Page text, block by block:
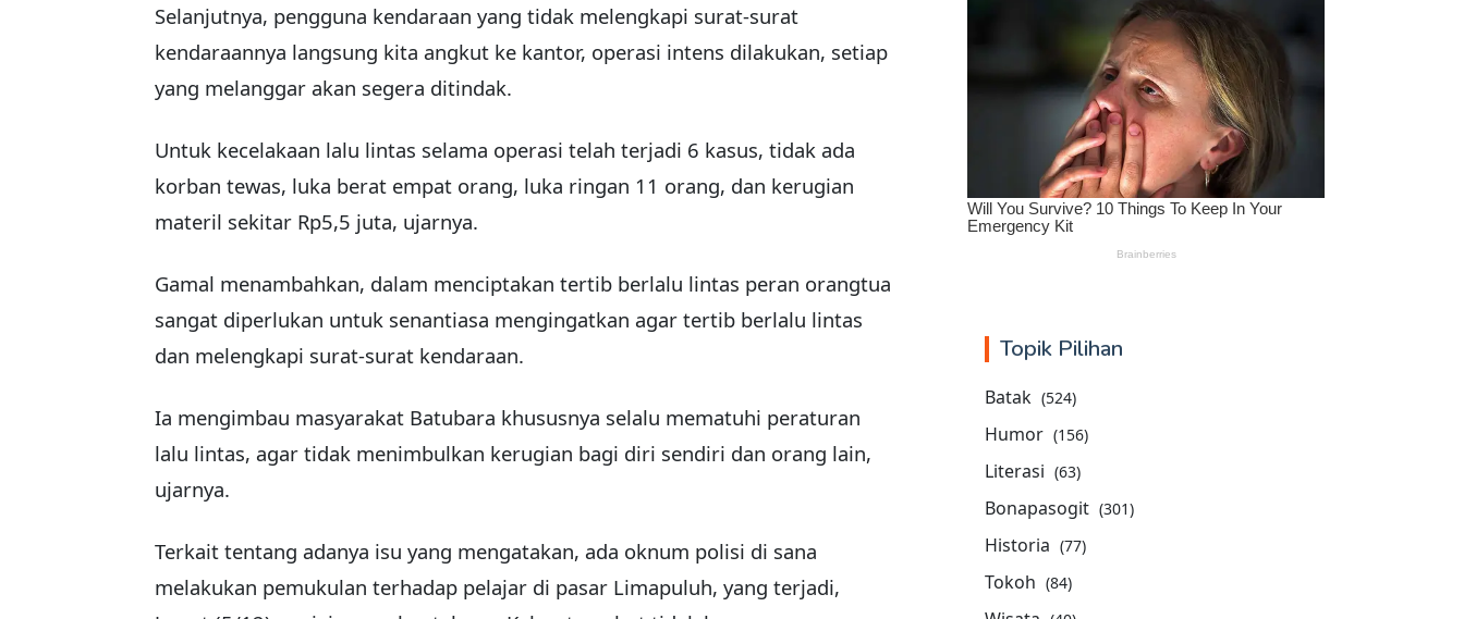
Selanjutnya, pengguna kendaraan yang tidak melengkapi surat-surat
kendaraannya langsung kita angkut ke kantor, operasi intens dilakukan, setiap
yang melanggar akan segera ditindak.
Untuk kecelakaan lalu lintas selama operasi telah terjadi 6 kasus, tidak ada
korban tewas, luka berat empat orang, luka ringan 11 orang, dan kerugian
materil sekitar Rp5,5 juta, ujarnya.
Gamal menambahkan, dalam menciptakan tertib berlalu lintas peran orangtua
sangat diperlukan untuk senantiasa mengingatkan agar tertib berlalu lintas
dan melengkapi surat-surat kendaraan.
Ia mengimbau masyarakat Batubara khususnya selalu mematuhi peraturan
lalu lintas, agar tidak menimbulkan kerugian bagi diri sendiri dan orang lain,
ujarnya.
Terkait tentang adanya isu yang mengatakan, ada oknum polisi di sana
melakukan pemukulan terhadap pelajar di pasar Limapuluh, yang terjadi,
Topik Pilihan
Batak (524)
Humor (156)
Literasi (63)
Bonapasogit (301)
Historia (77)
Tokoh (84)